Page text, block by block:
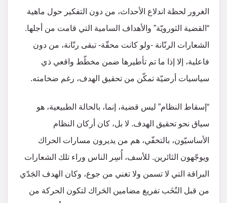
الغرور لحظة اندلاع الأحداث، من دون التفكير حول ماهية
“القضية الثورويّة” والأهداف السامية التي قامت من أجلها.
الشعارات الرنّانة -ولو كانت محقّة- تبقى رنّانة، من دون
فاعلية، إلا إذا ما تم تأطيرها ضمن مخطّط واقعي ذي
سياسيات أرضيّة تمكّن من تحقيق الهدف، رغم ضخامته.
“إسقاط النظام” ليس قضية، إنما، بالحالة الطبيعية، هو
سياق نحو تحقيق الهدف. لا بل، كان أركان النظام
الأساسيّون، بالتخفّي، هم من يديرون مسارات الحراك
ويوجّهون الثائرين. للأسف، أُسِر الناس وراء تلك الشعارات
البراقة التي لا تسمن ولا تغني من جوع، وكان الهدف الجَدّي
من قبل النُخَب تفريغ مضامين الحَراك لتكون الحركة من